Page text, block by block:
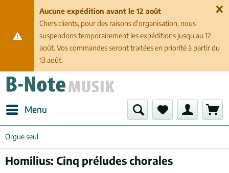
Aucune expédition avant le 12 août
Chers clients, pour des raisons d'organisation, nous
suspendons temporairement les expéditions jusqu'au 12
août. Vos commandes seront traitées en priorité à partir du
13 août.
Menu
Orgue seul
Homilius: Cinq préludes chorales